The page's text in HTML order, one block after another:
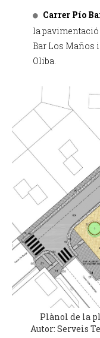
Carrer Pío
la
Bar Los Maños
Oliba.
Plànol de la
Autor: Serveis